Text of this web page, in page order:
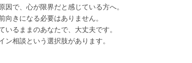
因で、心が限界だと感じている方へ。
向きになる必要はありません。
いるままのあなたで、大丈夫です。
ン相談という選択肢があります。